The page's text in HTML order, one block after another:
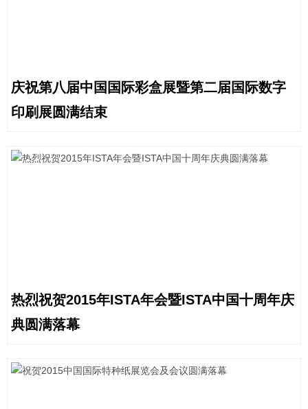
庆祝第八届中国国际彩盒展暨第二届国际数字
印刷展圆满结束
热烈祝贺2015年ISTA年会暨ISTA中国十周年庆
典圆满落幕